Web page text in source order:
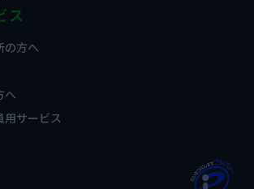
ス
の方へ
へ
サービス